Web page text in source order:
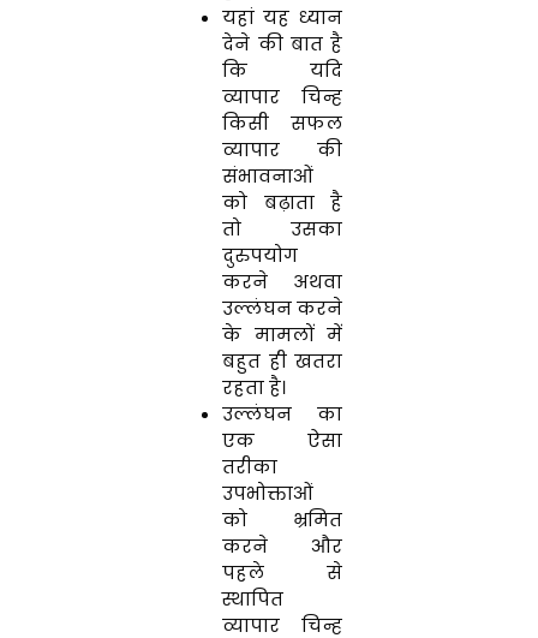
यहां यह ध्यान
देने की बात है
कि यदि
व्यापार चिन्ह
किसी सफल
व्यापार की
संभावनाओं
को बढ़ाता है
तो उसका
दुरुपयोग
करने अथवा
उल्लंघन करने
के मामलों में
बहुत ही खतरा
रहता है।
उल्लंघन का
एक ऐसा
तरीका
उपभोक्ताओं
को भ्रमित
करने और
पहले से
स्थापित
व्यापार चिन्ह